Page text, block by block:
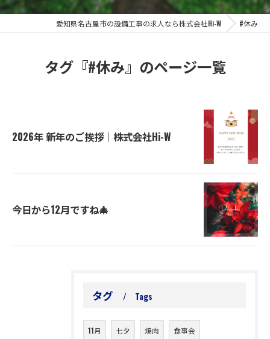
愛知県名古屋市の設備工事の求人なら株式会社Hi-W #休み
タグ『#休み』のページ一覧
2026年 新年のご挨拶｜株式会社Hi-W
今日から12月ですね🎄
タグ Tags
11月 七夕 焼肉 食事会